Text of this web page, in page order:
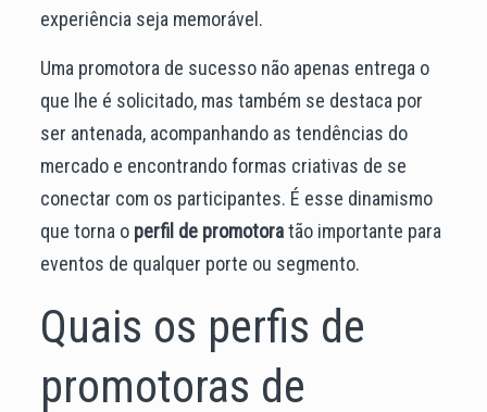
experiência seja memorável.
Uma promotora de sucesso não apenas entrega o
que lhe é solicitado, mas também se destaca por
ser antenada, acompanhando as tendências do
mercado e encontrando formas criativas de se
conectar com os participantes. É esse dinamismo
que torna o perfil de promotoratão importante para
eventos de qualquer porte ou segmento.
Quais os perfis de
promotoras de